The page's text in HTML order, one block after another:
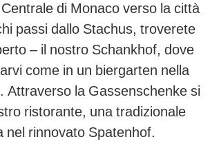
di Monaco verso la città
passi dallo Stachus, troverete
– il nostro Schankhof, dove
come in un biergarten nella
Attraverso la Gassenschenke si
ristorante, una tradizionale
nel rinnovato Spatenhof.